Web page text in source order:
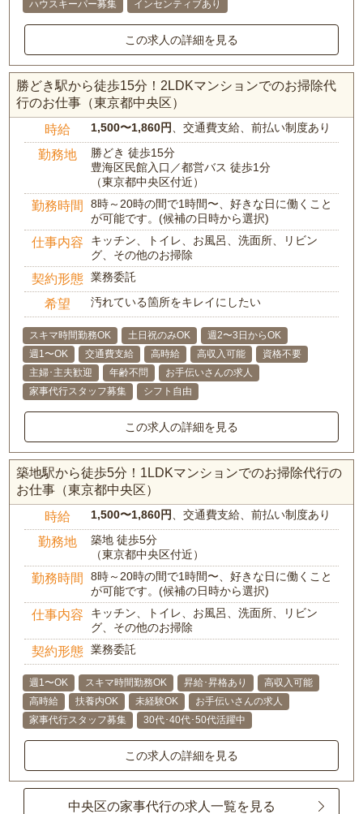
ハウスキーパー募集 インセンティブあり
この求人の詳細を見る
勝どき駅から徒歩15分！2LDKマンションでのお掃除代
行のお仕事（東京都中央区）
時給 1,500〜1,860円 、交通費支給、前払い制度あり
勤務地
勝どき 徒歩15分
豊海区民館入口／都営バス 徒歩1分
（東京都中央区付近）
勤務時間
8時～20時の間で1時間〜、好きな日に働くこと
が可能です。(候補の日時から選択)
仕事内容
キッチン、トイレ、お風呂、洗面所、リビン
グ、その他のお掃除
契約形態 業務委託
希望 汚れている箇所をキレイにしたい
スキマ時間勤務OK 土日祝のみOK
週2〜3日からOK
週1〜OK
交通費支給 高時給 高収入可能
資格不要
主婦･主夫歓迎
年齢不問
お手伝いさんの求人
家事代行スタッフ募集
シフト自由
この求人の詳細を見る
築地駅から徒歩5分！1LDKマンションでのお掃除代行の
お仕事（東京都中央区）
時給 1,500〜1,860円 、交通費支給、前払い制度あり
勤務地
築地 徒歩5分
（東京都中央区付近）
勤務時間
8時～20時の間で1時間〜、好きな日に働くこと
が可能です。(候補の日時から選択)
仕事内容
キッチン、トイレ、お風呂、洗面所、リビン
グ、その他のお掃除
契約形態 業務委託
週1〜OK スキマ時間勤務OK 昇給･昇格あり
高収入可能
高時給
扶養内OK 未経験OK
お手伝いさんの求人
家事代行スタッフ募集
30代･40代･50代活躍中
この求人の詳細を見る
中央区の家事代行の求人一覧を見る